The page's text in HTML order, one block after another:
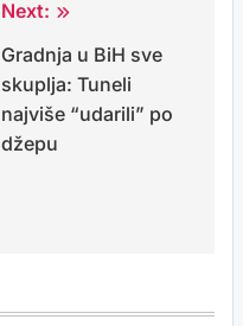
Next:
Gradnja u BiH sve
skuplja: Tuneli
najviše “udarili” po
džepu